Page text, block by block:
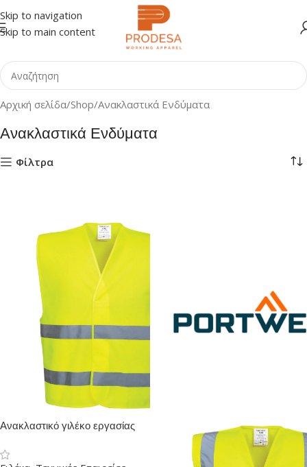
Skip to navigation
Skip to main content
Αρχική σελίδα Shop Ανακλαστικά Ενδύματα
Ανακλαστικά Ενδύματα
Φίλτρα
Ανακλαστικό γιλέκο εργασίας